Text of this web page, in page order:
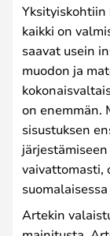
kaikki on
saavat usein
muodon ja
on enemmän.
sisustuksen
vaivattomasti,
Artekin